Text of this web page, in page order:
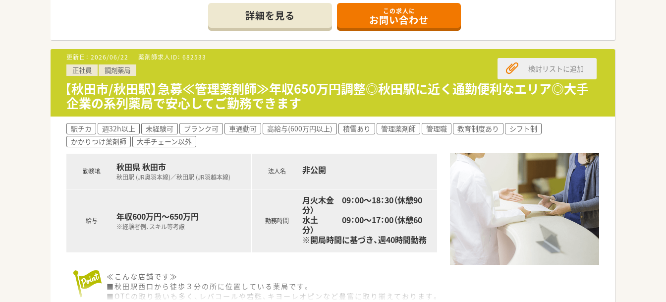
■秋田市内に1店舗の調剤薬局を展開しています。
■地域の方々・当社スタッフとのコミュニケーションを大切にしている薬局です。
■また、大手調剤チェーンのグループ傘下であり、研修・福利厚生・安定性は充実しています。
■グループ内での研修は年間100回以上！学びたい人が活用できる環境です。
■薬学的知識の取得・人間性の向上を目的とした研修など様々ございます。■グループ傘下企業全体での学術大会にも参加しています。
■若い世代のキャリアアップはもちろん、子育て世代も応援しており、働きやすい環境で安心して働けます。
詳細を見る この求人に
お問い合わせ
更新日： 2026/06/22 薬剤師求人ID： 682533
正社員 調剤薬局
【秋田市/秋田駅】急募≪管理薬剤師≫年収650万円調整◎秋田駅に近く通勤便利なエリア◎大手
企業の系列薬局で安心してご勤務できます
検討リストに追加
駅チカ 週32h以上 未経験可 ブランク可 車通勤可 高給与(600万円以上) 積雪あり 管理薬剤師 管理職 教育制度あり
シフト制
かかりつけ薬剤師
大手チェーン以外
勤務地 秋田県 秋田市
秋田駅 (JR奥羽本線)／秋田駅 (JR羽越本線)
給与 年収600万円～650万円
※経験者例、スキル等考慮
法人名 非公開
勤務時間
月火木金 09：00～18：30（休憩90
分）
水土 09：00～17：00（休憩60
分）
※開局時間に基づき、週40時間勤務
≪こんな店舗です≫
■秋田駅西口から徒歩３分の所に位置している薬局です。
■OTCの取り扱いも多く、レバコールや若甦、キヨーレオピンなど豊富に取り揃えております。